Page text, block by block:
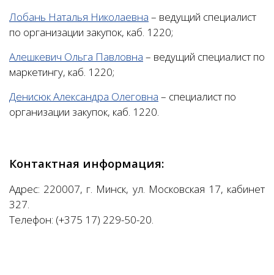
Лобань Наталья Николаевна – ведущий специалист
по организации закупок, каб. 1220;
Алешкевич Ольга Павловна – ведущий специалист по
маркетингу, каб. 1220;
Денисюк Александра Олеговна – специалист по
организации закупок, каб. 1220.
Контактная информация:
Адрес: 220007, г. Минск, ул. Московская 17, кабинет
327.
Телефон: (+375 17) 229-50-20.